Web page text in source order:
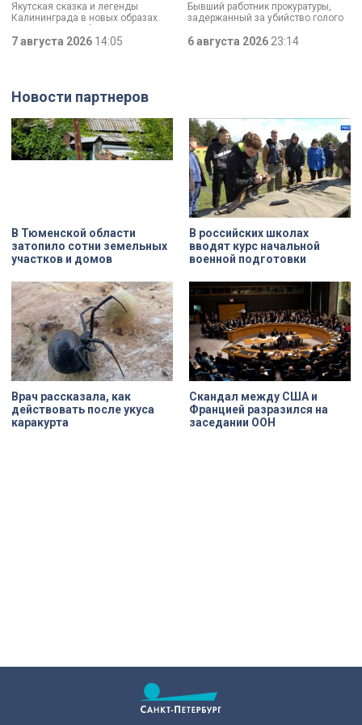
Якутская сказка и легенды
Калининграда в новых образах.
Два юных петербуржца стали
победителями всероссийского
конкурса «Моя страна — моя
народным сюжетам.
7 августа 2026 14:05
Бывший работник прокуратуры,
задержанный за убийство голого
которые толкнули его на страшное
преступление. Два года назад он
6 августа 2026 23:14
Новости партнеров
В Тюменской области
затопило сотни земельных
участков и домов
В российских школах
вводят курс начальной
военной подготовки
Врач рассказала, как
действовать после укуса
каракурта
Скандал между США и
Францией разразился на
заседании ООН